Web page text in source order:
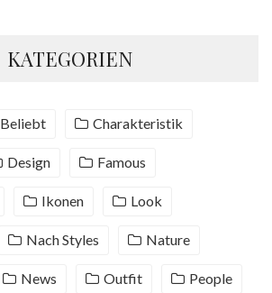
KATEGORIEN
Beliebt Charakteristik
Design Famous
Ikonen Look
Nach Styles Nature
News Outfit People